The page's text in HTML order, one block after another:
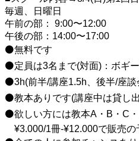
毎週、日曜日
午前の部： 9:00〜12:00
午後の部：14:00〜17:00
⚫無料です
⚫定員は3名まで(対面)：ボギ
⚫3h(前半/講座1.5h、後半/座談
⚫教本ありです(講座中は貸し
⚫欲しい方には教本A・B・C
¥3.000/1冊-¥12.000で販売の